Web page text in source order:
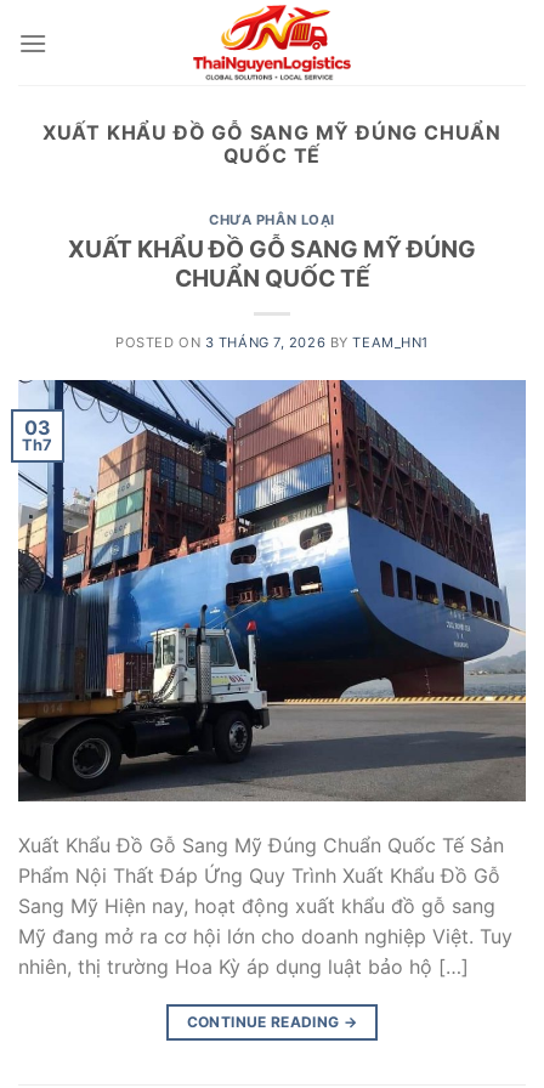
XUẤT KHẨU ĐỒ GỖ SANG MỸ ĐÚNG CHUẨN
QUỐC TẾ
CHƯA PHÂN LOẠI
XUẤT KHẨU ĐỒ GỖ SANG MỸ ĐÚNG
CHUẨN QUỐC TẾ
POSTED ON 3 THÁNG 7, 2026 BYTEAM_HN1
03
Th7
Xuất Khẩu Đồ Gỗ Sang Mỹ Đúng Chuẩn Quốc Tế Sản
Phẩm Nội Thất Đáp Ứng Quy Trình Xuất Khẩu Đồ Gỗ
Sang Mỹ Hiện nay, hoạt động xuất khẩu đồ gỗ sang
Mỹ đang mở ra cơ hội lớn cho doanh nghiệp Việt. Tuy
nhiên, thị trường Hoa Kỳ áp dụng luật bảo hộ […]
CONTINUE READING →